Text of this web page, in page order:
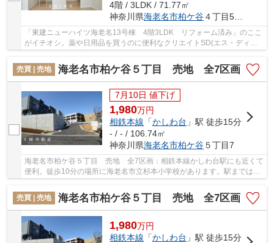
4階 / 3LDK / 71.77㎡
神奈川県海老名市柏ケ谷４丁目5-13
「東建ニューハイツ海老名13号棟 4階3LDK リフォーム済み」のここ
がイチオシ。薬や日用品を買うのに便利なクリエイトSD(エス・ディー)
売買 | 売地
海老名市柏ケ谷５丁目 売地 全7区画
7月10日 値下げ
1,980万円
相鉄本線 「かしわ台 」駅 徒歩15分
- / - / 106.74㎡
神奈川県海老名市柏ケ谷５丁目7
海老名市柏ケ谷５丁目 売地 全7区画：相鉄本線かしわ台駅にも近くて
便利。徒歩10分の場所に海老名市立杉本小学校があります。駅までは徒
歩15分でアクセス可能です。売地をお探しの方...
売買 | 売地
海老名市柏ケ谷５丁目 売地 全7区画
1,980万円
相鉄本線 「かしわ台 」駅 徒歩15分